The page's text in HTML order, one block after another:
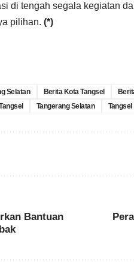
di tengah segala kegiatan
pilihan. (*)
Selatan Berita Kota Tangsel
Tangerang Selatan Tangsel
Bantuan